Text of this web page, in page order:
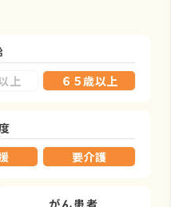
上 ６５歳以上
要介護
がん患者